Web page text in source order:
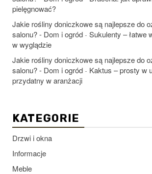
pielęgnować?
Jakie rośliny doniczkowe są najlepsze do
salonu? - Dom i ogród - Sukulenty – łatwe
w wyglądzie
Jakie rośliny doniczkowe są najlepsze do
salonu? - Dom i ogród - Kaktus – prosty w
przydatny w aranżacji
KATEGORIE
Drzwi i okna
Informacje
Meble